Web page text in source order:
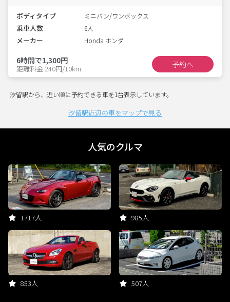
ボディタイプ ミニバン/ワンボックス
乗車人数 6人
メーカー Honda ホンダ
6時間で1,300円
距離料金 240円/10km 予約へ
汐留駅から、近い順に予約できる車を1台表示しています。
汐留駅近辺の車をマップで見る
人気のクルマ
1717人 985人
853人 507人